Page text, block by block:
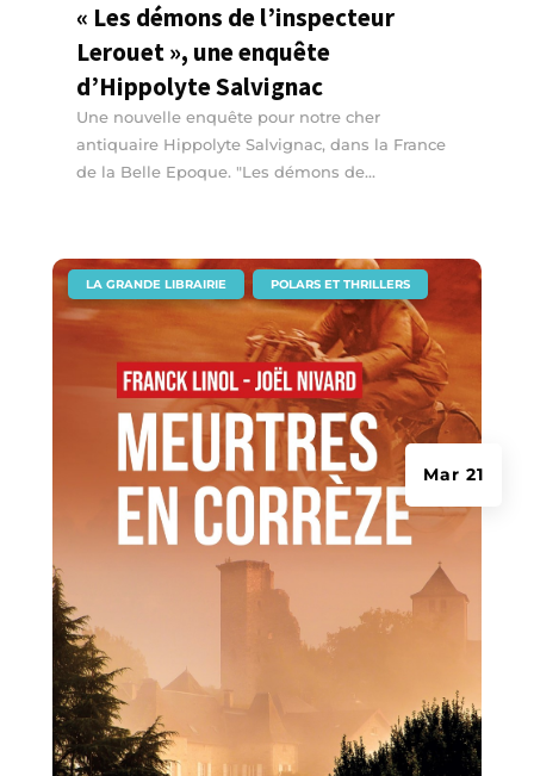
« Les démons de l’inspecteur
Lerouet », une enquête
d’Hippolyte Salvignac
Une nouvelle enquête pour notre cher
antiquaire Hippolyte Salvignac, dans la France
de la Belle Epoque. "Les démons de...
Mar 21
LA GRANDE LIBRAIRIE POLARS ET THRILLERS